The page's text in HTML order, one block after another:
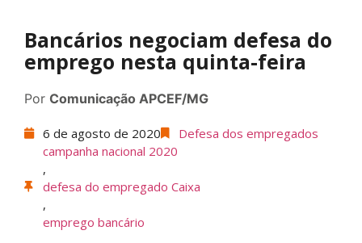
Bancários negociam defesa do
emprego nesta quinta-feira
Por Comunicação APCEF/MG
6 de agosto de 2020
Defesa dos empregados
campanha nacional 2020
,
defesa do empregado Caixa
,
emprego bancário